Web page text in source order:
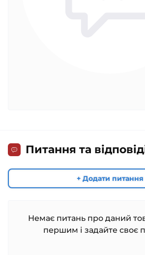
Питання та
+ Додати питання
Немає питань про даний
першим і задайте своє